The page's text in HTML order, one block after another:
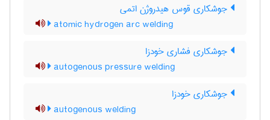
جوشکاری قوس هیدروژن اتمی
atomic hydrogen arc welding
جوشکاری فشاری خودزا
autogenous pressure welding
جوشکاری خودزا
autogenous welding